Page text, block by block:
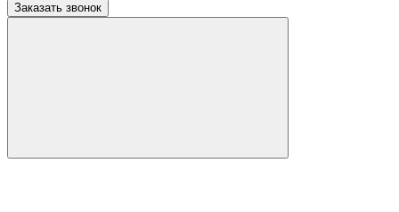
Заказать звонок